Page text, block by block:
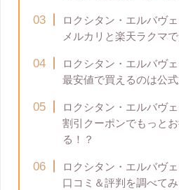
ロクシタン・エルバヴ
メルカリと楽天ラクマ
ロクシタン・エルバヴ
最安値で買えるのは公式
ロクシタン・エルバヴ
割引クーポンでもっと
る！？
ロクシタン・エルバヴ
口コミ＆評判を調べてみ